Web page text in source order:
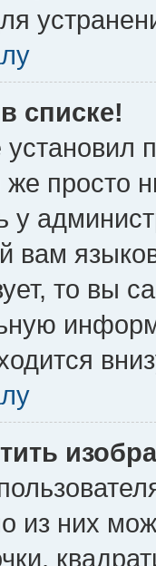
списке!
просто
у
вам
то вы
из них